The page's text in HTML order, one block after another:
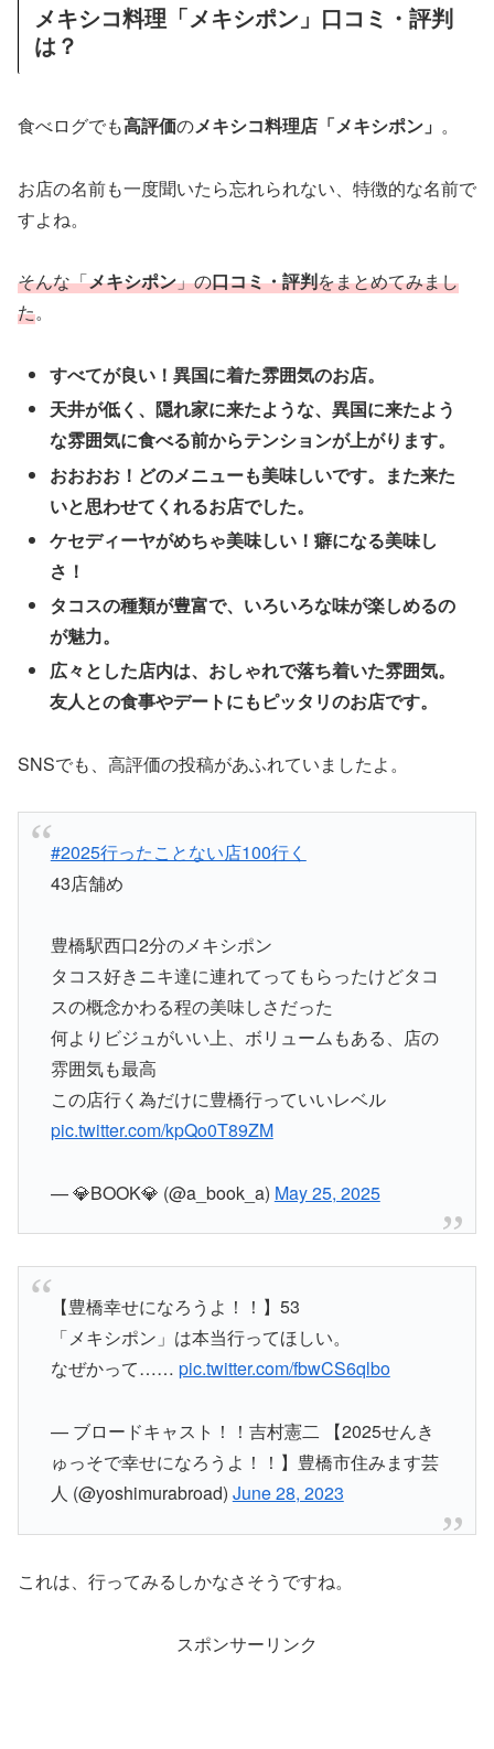
メキシコ料理「メキシポン」口コミ・評判
は？
食べログでも高評価のメキシコ料理店「メキシポン」 。
お店の名前も一度聞いたら忘れられない、特徴的な名前で
すよね。
そんな「メキシポン」の口コミ・評判をまとめてみまし
た。
すべてが良い！異国に着た雰囲気のお店。
天井が低く、隠れ家に来たような、異国に来たよう
な雰囲気に食べる前からテンションが上がります。
おおおお！どのメニューも美味しいです。また来た
いと思わせてくれるお店でした。
ケセディーヤがめちゃ美味しい！癖になる美味し
さ！
タコスの種類が豊富で、いろいろな味が楽しめるの
が魅力。
広々とした店内は、おしゃれで落ち着いた雰囲気。
友人との食事やデートにもピッタリのお店です。
SNSでも、高評価の投稿があふれていましたよ。
#2025行ったことない店100行く
43店舗め
豊橋駅西口2分のメキシポン
タコス好きニキ達に連れてってもらったけどタコ
スの概念かわる程の美味しさだった
何よりビジュがいい上、ボリュームもある、店の
雰囲気も最高
この店行く為だけに豊橋行っていいレベル
pic.twitter.com/kpQo0T89ZM
— 💎BOOK💎 (@a_book_a) May 25, 2025
【豊橋幸せになろうよ！！】53
「メキシポン」は本当行ってほしい。
なぜかって…… pic.twitter.com/fbwCS6qlbo
— ブロードキャスト！！吉村憲二 【2025せんき
ゅっそで幸せになろうよ！！】豊橋市住みます芸
人 (@yoshimurabroad) June 28, 2023
これは、行ってみるしかなさそうですね。
スポンサーリンク